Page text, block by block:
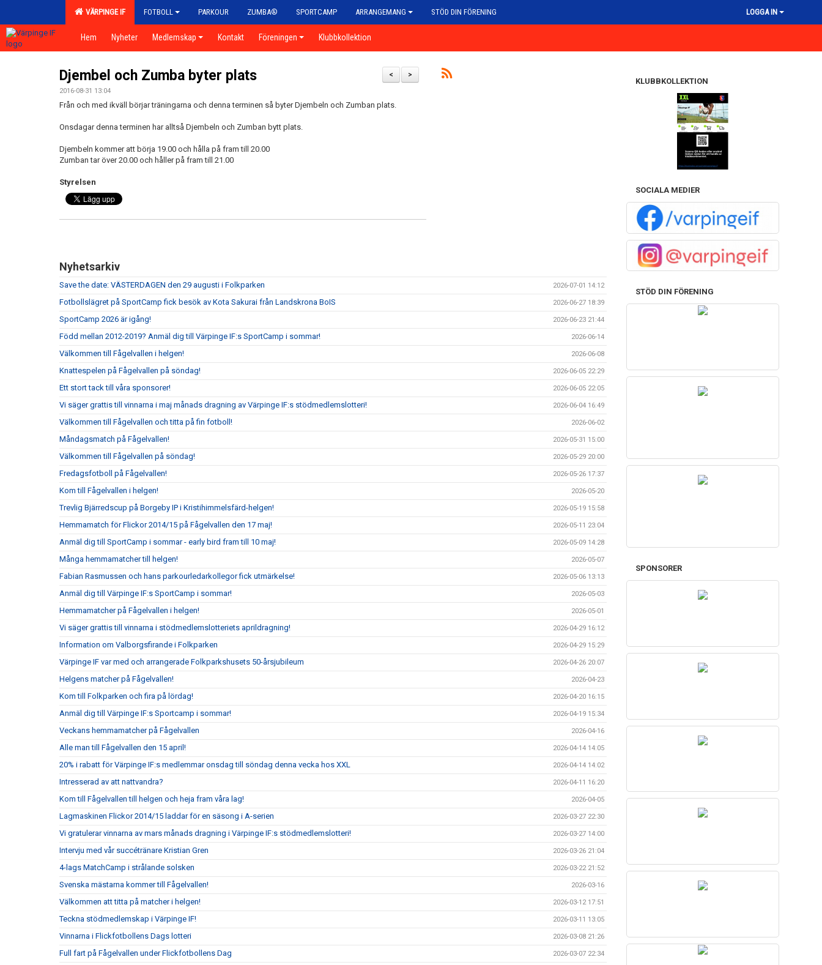
VÄRPINGE IF FOTBOLL PARKOUR ZUMBA® SPORTCAMP ARRANGEMANG STÖD DIN FÖRENING LOGGA IN
Hem Nyheter Medlemskap Kontakt Föreningen Klubbkollektion
>
<
Djembel och Zumba byter plats
2016-08-31 13:04
Från och med ikväll börjar träningarna och denna terminen så byter Djembeln och Zumban plats.
Onsdagar denna terminen har alltså Djembeln och Zumban bytt plats.
Djembeln kommer att börja 19.00 och hålla på fram till 20.00
Zumban tar över 20.00 och håller på fram till 21.00
Styrelsen
Nyhetsarkiv
Save the date: VÄSTERDAGEN den 29 augusti i Folkparken 2026-07-01 14:12
Fotbollslägret på SportCamp fick besök av Kota Sakurai från Landskrona BoIS 2026-06-27 18:39
SportCamp 2026 är igång! 2026-06-23 21:44
Född mellan 2012-2019? Anmäl dig till Värpinge IF:s SportCamp i sommar! 2026-06-14
Välkommen till Fågelvallen i helgen! 2026-06-08
Knattespelen på Fågelvallen på söndag! 2026-06-05 22:29
Ett stort tack till våra sponsorer! 2026-06-05 22:05
Vi säger grattis till vinnarna i maj månads dragning av Värpinge IF:s stödmedlemslotteri! 2026-06-04 16:49
Välkommen till Fågelvallen och titta på fin fotboll! 2026-06-02
Måndagsmatch på Fågelvallen! 2026-05-31 15:00
Välkommen till Fågelvallen på söndag! 2026-05-29 20:00
Fredagsfotboll på Fågelvallen! 2026-05-26 17:37
Kom till Fågelvallen i helgen! 2026-05-20
Trevlig Bjärredscup på Borgeby IP i Kristihimmelsfärd-helgen! 2026-05-19 15:58
Hemmamatch för Flickor 2014/15 på Fågelvallen den 17 maj! 2026-05-11 23:04
Anmäl dig till SportCamp i sommar - early bird fram till 10 maj! 2026-05-09 14:28
Många hemmamatcher till helgen! 2026-05-07
Fabian Rasmussen och hans parkourledarkollegor fick utmärkelse! 2026-05-06 13:13
Anmäl dig till Värpinge IF:s SportCamp i sommar! 2026-05-03
Hemmamatcher på Fågelvallen i helgen! 2026-05-01
Vi säger grattis till vinnarna i stödmedlemslotteriets aprildragning! 2026-04-29 16:12
Information om Valborgsfirande i Folkparken 2026-04-29 15:29
Värpinge IF var med och arrangerade Folkparkshusets 50-årsjubileum 2026-04-26 20:07
Helgens matcher på Fågelvallen! 2026-04-23
Kom till Folkparken och fira på lördag! 2026-04-20 16:15
Anmäl dig till Värpinge IF:s Sportcamp i sommar! 2026-04-19 15:34
Veckans hemmamatcher på Fågelvallen 2026-04-16
Alle man till Fågelvallen den 15 april! 2026-04-14 14:05
20% i rabatt för Värpinge IF:s medlemmar onsdag till söndag denna vecka hos XXL 2026-04-14 14:02
Intresserad av att nattvandra? 2026-04-11 16:20
Kom till Fågelvallen till helgen och heja fram våra lag! 2026-04-05
Lagmaskinen Flickor 2014/15 laddar för en säsong i A-serien 2026-03-27 22:30
Vi gratulerar vinnarna av mars månads dragning i Värpinge IF:s stödmedlemslotteri! 2026-03-27 14:00
Intervju med vår succétränare Kristian Gren 2026-03-26 21:04
4-lags MatchCamp i strålande solsken 2026-03-22 21:52
Svenska mästarna kommer till Fågelvallen! 2026-03-16
Välkommen att titta på matcher i helgen! 2026-03-12 17:51
Teckna stödmedlemskap i Värpinge IF! 2026-03-11 13:05
Vinnarna i Flickfotbollens Dags lotteri 2026-03-08 21:26
Full fart på Fågelvallen under Flickfotbollens Dag 2026-03-07 22:34
KLUBBKOLLEKTION
SOCIALA MEDIER
STÖD DIN FÖRENING
SPONSORER